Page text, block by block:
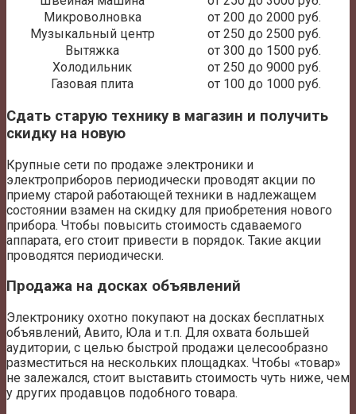
Микроволновка
от 200 до 2000 руб.
Музыкальный центр
от 250 до 2500 руб.
Вытяжка
от 300 до 1500 руб.
Холодильник
от 250 до 9000 руб.
Газовая плита
от 100 до 1000 руб.
Сдать старую технику в магазин и получить
скидку на новую
Крупные сети по продаже электроники и
электроприборов периодически проводят акции по
приему старой работающей техники в надлежащем
состоянии взамен на скидку для приобретения нового
прибора. Чтобы повысить стоимость сдаваемого
аппарата, его стоит привести в порядок. Такие акции
проводятся периодически.
Продажа на досках объявлений
Электронику охотно покупают на досках бесплатных
объявлений, Авито, Юла и т.п. Для охвата большей
аудитории, с целью быстрой продажи целесообразно
разместиться на нескольких площадках. Чтобы «товар»
не залежался, стоит выставить стоимость чуть ниже, чем
у других продавцов подобного товара.